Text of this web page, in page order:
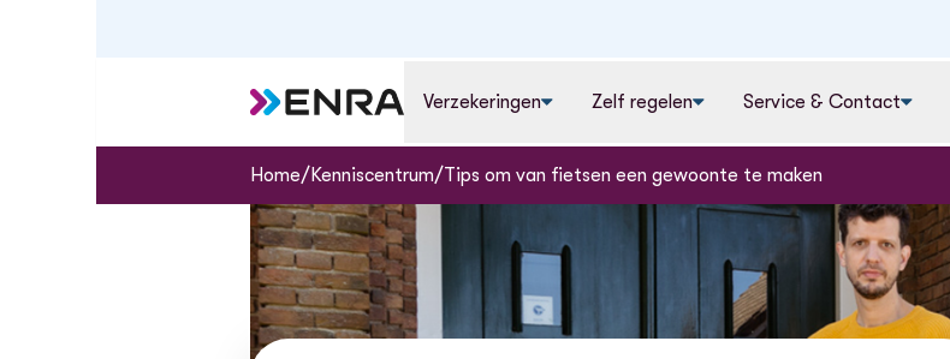
Verzekeringen Zelf regelen Service & Contact
Home/Kenniscentrum/Tips om van fietsen een gewoonte te maken